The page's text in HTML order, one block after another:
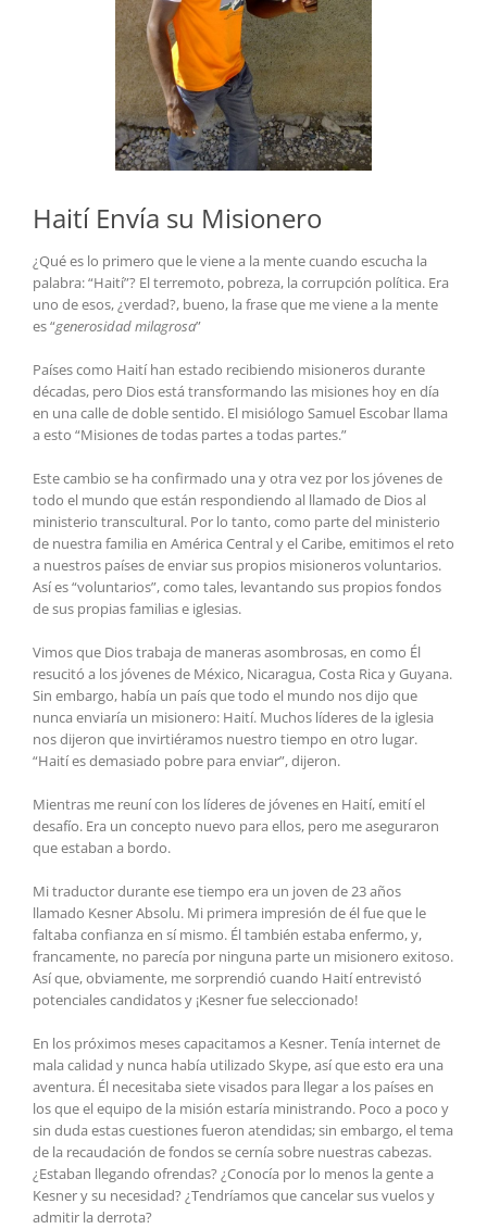
Haití Envía su Misionero
¿Qué es lo primero que le viene a la mente cuando escucha la
palabra: “Haití”? El terremoto, pobreza, la corrupción política. Era
uno de esos, ¿verdad?, bueno, la frase que me viene a la mente
es “generosidad milagrosa”
Países como Haití han estado recibiendo misioneros durante
décadas, pero Dios está transformando las misiones hoy en día
en una calle de doble sentido. El misiólogo Samuel Escobar llama
a esto “Misiones de todas partes a todas partes.”
Este cambio se ha confirmado una y otra vez por los jóvenes de
todo el mundo que están respondiendo al llamado de Dios al
ministerio transcultural. Por lo tanto, como parte del ministerio
de nuestra familia en América Central y el Caribe, emitimos el reto
a nuestros países de enviar sus propios misioneros voluntarios.
Así es “voluntarios”, como tales, levantando sus propios fondos
de sus propias familias e iglesias.
Vimos que Dios trabaja de maneras asombrosas, en como Él
resucitó a los jóvenes de México, Nicaragua, Costa Rica y Guyana.
Sin embargo, había un país que todo el mundo nos dijo que
nunca enviaría un misionero: Haití. Muchos líderes de la iglesia
nos dijeron que invirtiéramos nuestro tiempo en otro lugar.
“Haití es demasiado pobre para enviar”, dijeron.
Mientras me reuní con los líderes de jóvenes en Haití, emití el
desafío. Era un concepto nuevo para ellos, pero me aseguraron
que estaban a bordo.
Mi traductor durante ese tiempo era un joven de 23 años
llamado Kesner Absolu. Mi primera impresión de él fue que le
faltaba confianza en sí mismo. Él también estaba enfermo, y,
francamente, no parecía por ninguna parte un misionero exitoso.
Así que, obviamente, me sorprendió cuando Haití entrevistó
potenciales candidatos y ¡Kesner fue seleccionado!
En los próximos meses capacitamos a Kesner. Tenía internet de
mala calidad y nunca había utilizado Skype, así que esto era una
aventura. Él necesitaba siete visados ​​para llegar a los países en
los que el equipo de la misión estaría ministrando. Poco a poco y
sin duda estas cuestiones fueron atendidas; sin embargo, el tema
de la recaudación de fondos se cernía sobre nuestras cabezas.
¿Estaban llegando ofrendas? ¿Conocía por lo menos la gente a
Kesner y su necesidad? ¿Tendríamos que cancelar sus vuelos y
admitir la derrota?